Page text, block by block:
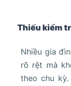
Thiếu kiểm
Nhiều gia
rõ rệt mà
theo chu